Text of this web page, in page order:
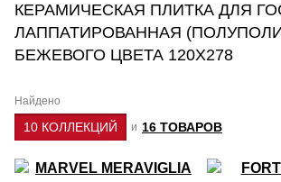
КЕРАМИЧЕСКАЯ ПЛИТКА ДЛЯ
ЛАППАТИРОВАННАЯ
БЕЖЕВОГО ЦВЕТА 120Х278
Найдено
10 КОЛЛЕКЦИЙ и 16 ТОВАРОВ